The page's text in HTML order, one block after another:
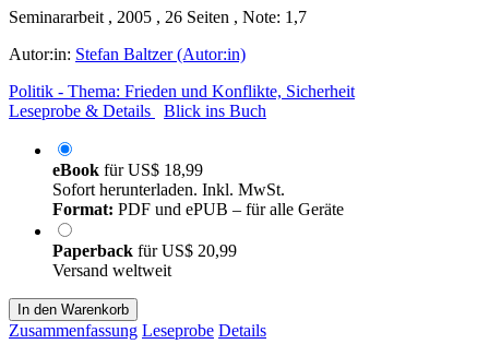
Seminararbeit , 2005 , 26 Seiten , Note: 1,7
Autor:in: Stefan Baltzer (Autor:in)
Politik - Thema: Frieden und Konflikte, Sicherheit
Leseprobe & Details
Blick ins Buch
eBook fürUS$ 18,99
Sofort herunterladen. Inkl. MwSt.
Format: PDF und ePUB – für alle Geräte
Paperback fürUS$ 20,99
Versand weltweit
In den Warenkorb
Zusammenfassung Leseprobe Details